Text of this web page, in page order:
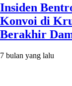
Insiden
Konvoi di
Berakhir
7 bulan yang lalu